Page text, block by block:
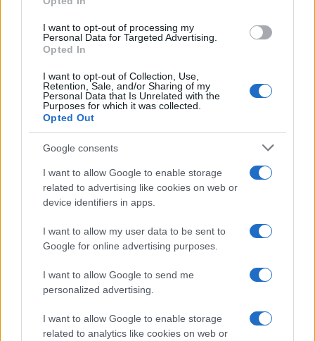
I want to opt-out of processing my
Personal Data for Targeted Advertising.
Opted In
I want to opt-out of Collection, Use,
Retention, Sale, and/or Sharing of my
Personal Data that Is Unrelated with the
Purposes for which it was collected.
Opted Out
Google consents
I want to allow Google to enable storage
related to advertising like cookies on web or
device identifiers in apps.
I want to allow my user data to be sent to
Google for online advertising purposes.
I want to allow Google to send me
personalized advertising.
I want to allow Google to enable storage
related to analytics like cookies on web or
sostenere famiglie e imprese
Niccolò Conforti · 7 Ago 2026
MUTUI
Mutui a tasso variabile: vantaggi e rischi nell’agosto
MUTUI